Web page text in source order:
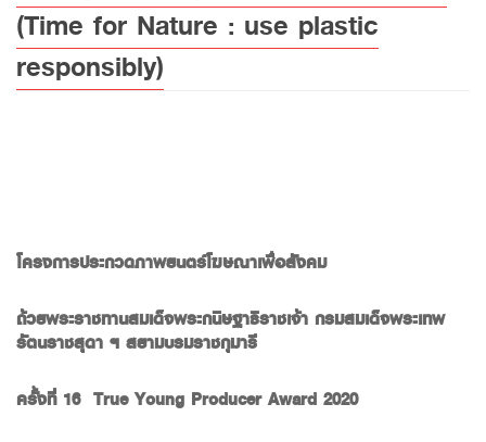
(Time for Nature : use plastic
responsibly)
โครงการประกวดภาพยนตร์โฆษณาเพื่อสังคม
ถ้วยพระราชทานสมเด็จพระกนิษฐาธิราชเจ้า กรมสมเด็จพระเทพ
รัตนราชสุดา ฯ สยามบรมราชกุมารี
ครั้งที่ 16 True Young Producer Award 2020